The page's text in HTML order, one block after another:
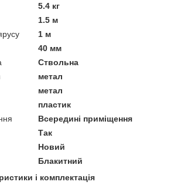
5.4 кг
1.5 м
1 м
40 мм
Ствольна
метал
метал
пластик
Всередині приміщення
Так
Новий
Блакитний
і комплектація